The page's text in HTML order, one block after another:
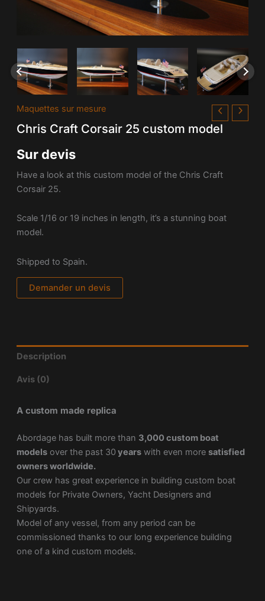
Maquettes sur mesure
Chris Craft Corsair 25 custom model
Sur devis
Have a look at this custom model of the Chris Craft
Corsair 25.
Scale 1/16 or 19 inches in length, it’s a stunning boat
model.
Shipped to Spain.
Demander un devis
Description
Avis (0)
A custom made replica
Abordage has built more than 3,000 custom boat
modelsover the past 30 yearswith even more satisfied
owners worldwide.
Our crew has great experience in building custom boat
models for Private Owners, Yacht Designers and
Shipyards.
Model of any vessel, from any period can be
commissioned thanks to our long experience building
one of a kind custom models.